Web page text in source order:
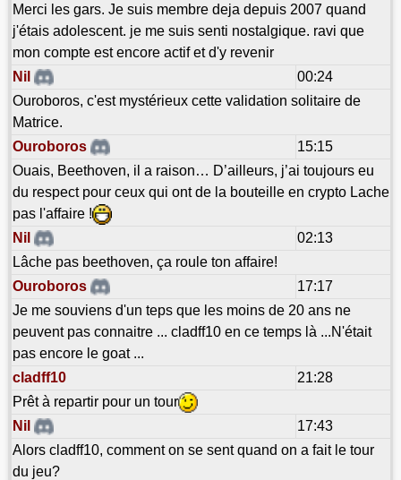
Merci les gars. Je suis membre deja depuis 2007 quand
j'étais adolescent. je me suis senti nostalgique. ravi que
mon compte est encore actif et d'y revenir
Nil
00:24
Ouroboros, c'est mystérieux cette validation solitaire de
Matrice.
Ouroboros
15:15
Ouais, Beethoven, il a raison… D’ailleurs, j’ai toujours eu
du respect pour ceux qui ont de la bouteille en crypto Lache
pas l'affaire !
Nil
02:13
Lâche pas beethoven, ça roule ton affaire!
Ouroboros
17:17
Je me souviens d'un teps que les moins de 20 ans ne
peuvent pas connaitre ... cladff10 en ce temps là ...N'était
pas encore le goat ...
cladff10
21:28
Prêt à repartir pour un tour
Nil
17:43
Alors cladff10, comment on se sent quand on a fait le tour
du jeu?